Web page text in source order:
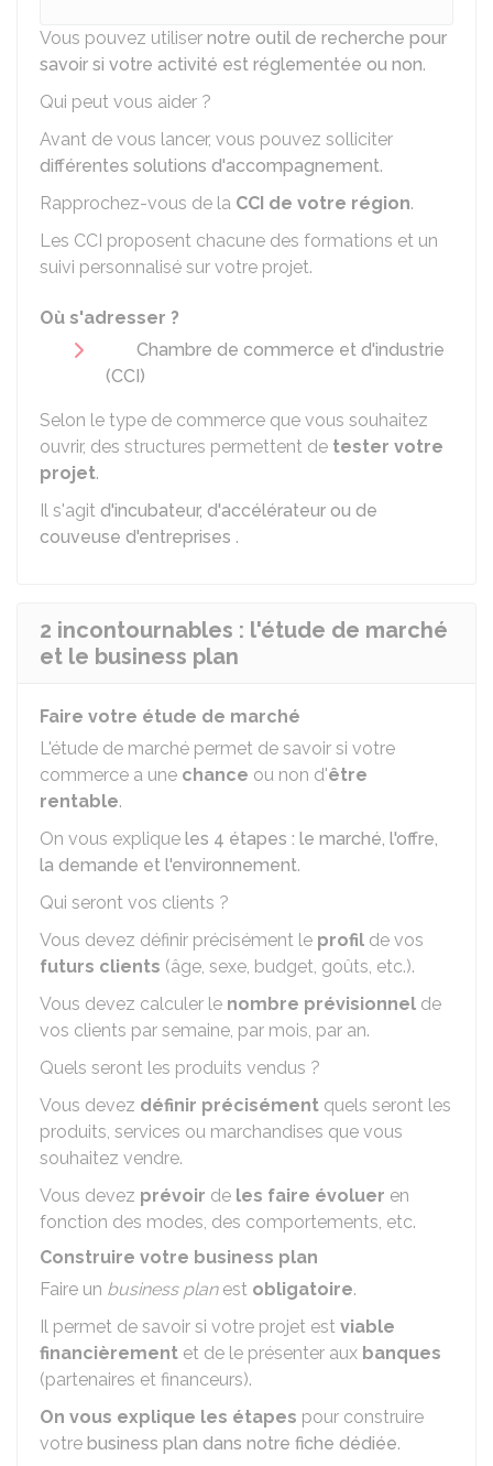
Vous pouvez utiliser notre outil de recherche pour
savoir si votre activité est réglementée ou non.
Qui peut vous aider ?
Avant de vous lancer, vous pouvez solliciter
différentes solutions d'accompagnement.
Rapprochez-vous de la CCI de votre région.
Les CCI proposent chacune des formations et un
suivi personnalisé sur votre projet.
Où s'adresser ?
Chambre de commerce et d'industrie
(CCI)
Selon le type de commerce que vous souhaitez
ouvrir, des structures permettent de tester votre
projet.
Il s'agit d'incubateur, d'accélérateur ou de
couveuse d'entreprises .
2 incontournables : l'étude de marché
et le business plan
Faire votre étude de marché
L'étude de marché permet de savoir si votre
commerce a une chance ou non d'être
rentable.
On vous explique les 4 étapes : le marché, l'offre,
la demande et l'environnement.
Qui seront vos clients ?
Vous devez définir précisément le profil de vos
futurs clients (âge, sexe, budget, goûts, etc.).
Vous devez calculer le nombre prévisionnel de
vos clients par semaine, par mois, par an.
Quels seront les produits vendus ?
Vous devez définir précisément quels seront les
produits, services ou marchandises que vous
souhaitez vendre.
Vous devez prévoir de les faire évoluer en
fonction des modes, des comportements, etc.
Construire votre business plan
Faire un business planest obligatoire.
Il permet de savoir si votre projet est viable
financièrement et de le présenter aux banques
(partenaires et financeurs).
On vous explique les étapes pour construire
votre business plan dans notre fiche dédiée.